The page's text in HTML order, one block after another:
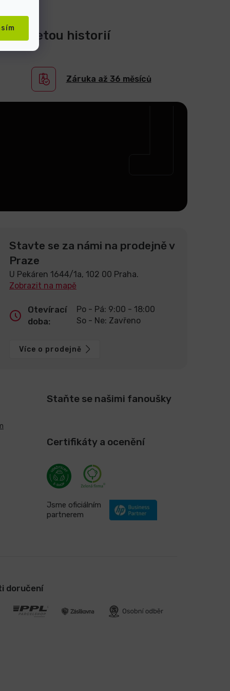
20-ti letou historií
Záruka až 36 měsíců
Stavte se za námi na prodejně v
Praze
U Pekáren 1644/1a, 102 00 Praha.
Zobrazit na mapě
Otevírací
doba:
Po - Pá: 9:00 - 18:00
So - Ne: Zavřeno
Více o prodejně
Staňte se našimi fanoušky
Certifikáty a ocenění
Jsme oficiálním
partnerem
doručení